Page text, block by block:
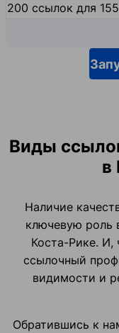
200 ссылок для
Виды
в
Наличие
ключевую роль
Коста-Рике. И,
ссылочный
видимости и
Обратившись к